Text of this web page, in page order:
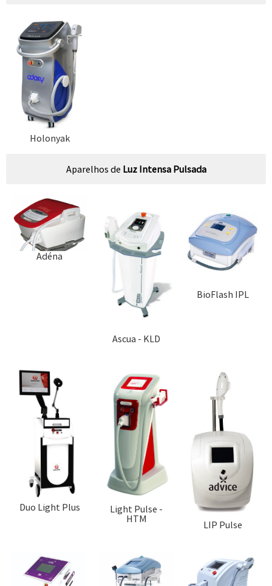
Holonyak
Aparelhos de Luz Intensa Pulsada
Adéna
Ascua - KLD
BioFlash IPL
Duo Light Plus
Light Pulse -
HTM
LIP Pulse